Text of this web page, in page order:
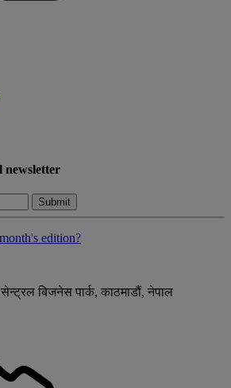
newsletter
Submit
edition?
बिजनेस पार्क, काठमाडौं, नेपाल